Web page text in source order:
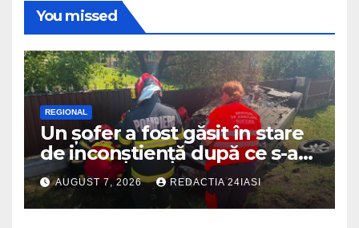
You missed
REGIONAL
Un șofer a fost găsit în stare
de inconștiență după ce s-a
răsturnat cu autoturismul pe
marginea drumului
AUGUST 7, 2026 REDACTIA 24IASI